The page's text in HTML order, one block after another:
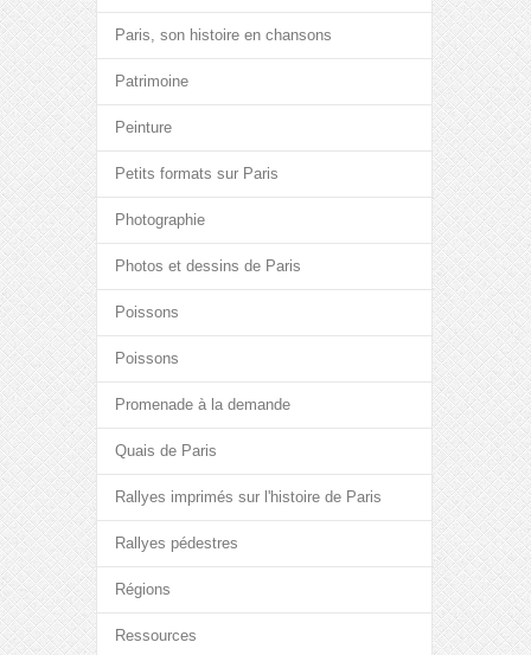
Paris, son histoire en chansons
Patrimoine
Peinture
Petits formats sur Paris
Photographie
Photos et dessins de Paris
Poissons
Poissons
Promenade à la demande
Quais de Paris
Rallyes imprimés sur l'histoire de Paris
Rallyes pédestres
Régions
Ressources